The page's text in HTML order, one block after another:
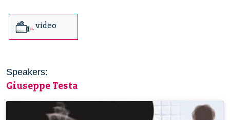
video
Speakers:
Giuseppe Testa